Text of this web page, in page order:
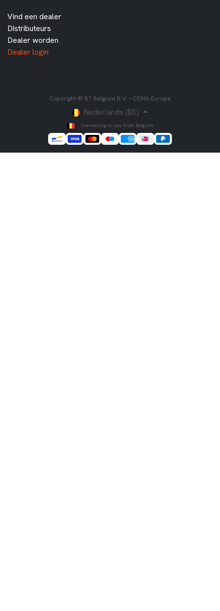
Vind een dealer
Distributeurs
Dealer worden
Dealer login
Copyright © BT Belgium B.V. - CEMA Europe
Nederlands (BE)
Connecting to you from Belgium